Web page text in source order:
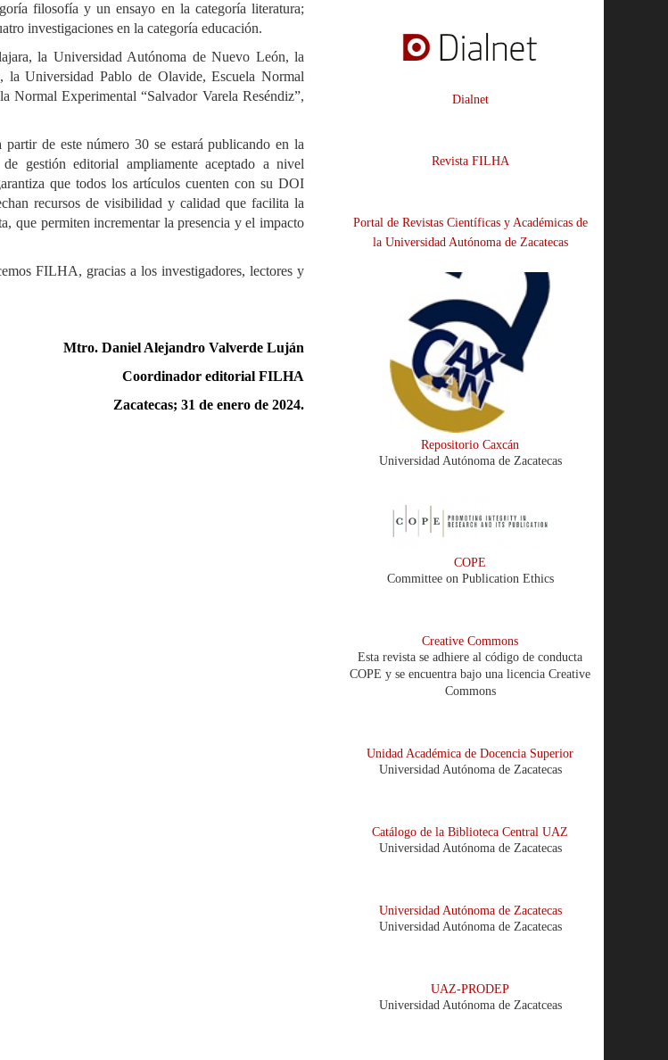
filosofía y un ensayo en la categoría literatura;
investigaciones en la categoría educación.
la Universidad Autónoma de Nuevo León, la
la Universidad Pablo de Olavide, Escuela Normal
Normal Experimental “Salvador Varela Reséndiz”,
de este número 30 se estará publicando en la
gestión editorial ampliamente aceptado a nivel
que todos los artículos cuenten con su DOI
recursos de visibilidad y calidad que facilita la
que permiten incrementar la presencia y el impacto
FILHA, gracias a los investigadores, lectores y
Mtro. Daniel Alejandro Valverde Luján
Coordinador editorial FILHA
Zacatecas; 31 de enero de 2024.
Dialnet
Revista FILHA
Portal de Revistas Científicas y Académicas de
la Universidad Autónoma de Zacatecas
Repositorio Caxcán
Universidad Autónoma de Zacatecas
COPE
Committee on Publication Ethics
Creative Commons
Esta revista se adhiere al código de conducta
COPE y se encuentra bajo una licencia Creative
Commons
Unidad Académica de Docencia Superior
Universidad Autónoma de Zacatecas
Catálogo de la Biblioteca Central UAZ
Universidad Autónoma de Zacatecas
Universidad Autónoma de Zacatecas
Universidad Autónoma de Zacatecas
UAZ-PRODEP
Universidad Autónoma de Zacatceas